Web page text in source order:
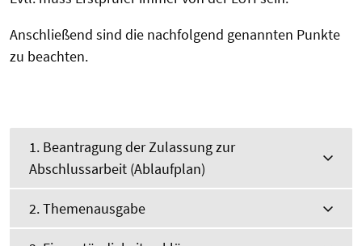
Anschließend sind die nachfolgend genannten Punkte
zu beachten.
1. Beantragung der Zulassung zur
Abschlussarbeit (Ablaufplan)
2. Themenausgabe